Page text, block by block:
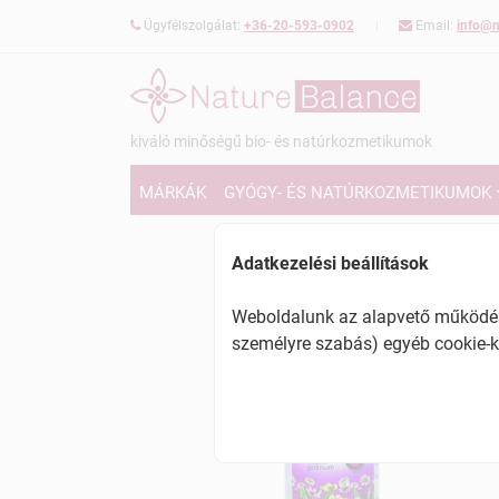
Ügyfélszolgálat: +36-20-593-0902 Email:
kiváló minőségű bio- és natúrkozmetikumok
MÁRKÁK GYÓGY- ÉS NATÚRKOZMETIKUMOK
Adatkezelési beállítások
Weboldalunk az alapvető
személyre szabás) egyéb